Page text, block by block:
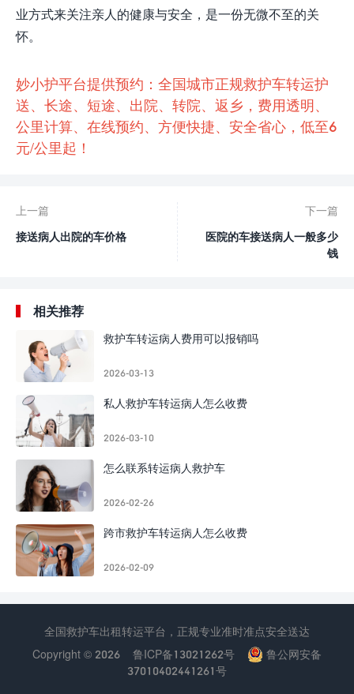
业方式来关注亲人的健康与安全，是一份无微不至的关
怀。
妙小护平台提供预约：全国城市正规救护车转运护
送、长途、短途、出院、转院、返乡，费用透明、
公里计算、在线预约、方便快捷、安全省心，低至6
元/公里起！
上一篇
接送病人出院的车价格
下一篇
医院的车接送病人一般多少
钱
相关推荐
救护车转运病人费用可以报销吗
2026-03-13
私人救护车转运病人怎么收费
2026-03-10
怎么联系转运病人救护车
2026-02-26
跨市救护车转运病人怎么收费
2026-02-09
全国救护车出租转运平台，正规专业准时准点安全送达
Copyright © 2026
鲁ICP备13021262号
鲁公网安备
37010402441261号